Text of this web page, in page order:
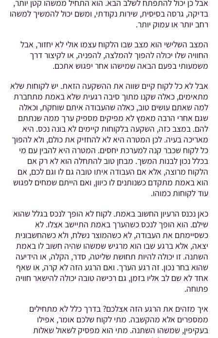
אבל כן יכול להתפתח לשלב הבא. הוא התחיל ממשהו קטן יותר,
בדיקה, גרסה בסיסית, שירות נקודתי, ומשם יכול להמשיך למשהו
רחב יותר או עמוק יותר.
המצב השלישי הוא מצב שבו הלקוח עצמו אולי לא יחזור, אבל
החוויה שלו יכולה להפוך להמלצה, להפניה, או לקיצור דרך
משמעותי בפעם הבאה שמישהו אחר יפגוש אתכם.
אבל לא כל לקוח קיים שווה את ההשקעה הזאת. יש לקוחות שלא
מתאימים, כאלה שקנו מתוך סיבה רגעית שלא באמת מתחברת
למה שאתם עושים טוב, כאלה שהעבודה איתם שוחקת, וכאלה
שגם אחרי הרבה מאמץ לא מפיקים מספיק ערך ממה שנתתם
להם. במצב כזה, השקעה בלקוחות קיימים לא בונה נכס. היא
מאריכה בעיה. לכן המטרה היא לא להחזיק את כולם, ולא להפוך
כל לקוח שכבר קנה למערכת יחסים. המטרה היא להבין עם מי
בכלל נכון לבנות המשך. מבחן טוב להתחלה הוא לא רק אם
הלקוח מרוצה, אלא אם העבודה איתו טובה גם לו וגם לכם, אם
הוא באמת מתקדם כשנותנים לו כיוון, ואם הייתם שמחים לפגוש
עוד לקוחות כמוהו.
כאן נכנס הרעיון החשוב באמת. לקוח לא הופך לנכס בגלל שהוא
שילם. הוא הופך לנכס כשהערך באמת התיישב אצלו. לא
כשסיימתם את העבודה, לא כשהמוצר נשלח, ולא כשהחשבונית
יצאה, אלא ברגע שבו הוא מרגיש שמשהו שהיה חשוב לו באמת
השתנה. זו יכולה להיות תחושת שליטה, סדר, הקלה, או הידיעה
שהוא בחר נכון. זה רגע הערך. ואם הרגע הזה לא קרה, או שאף
אחד לא שם לב אליו בזמן, גם רכישה טובה יכולה להישאר חוויה
פתוחה.
איך מזהים את הרגע הזה אצלכם? בדרך כלל לא מתחילים
ממספרים אלא מהקשבה. מתי לקוח שלכם אומר, אפילו
בעקיפין, שמשהו השתנה. מתי הוא מפסיק לשאול שאלות